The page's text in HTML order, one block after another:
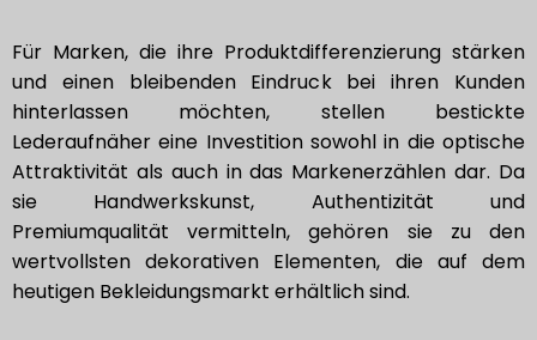
Für Marken, die ihre Produktdifferenzierung stärken
und einen bleibenden Eindruck bei ihren Kunden
hinterlassen möchten, stellen bestickte
Lederaufnäher eine Investition sowohl in die optische
Attraktivität als auch in das Markenerzählen dar. Da
sie Handwerkskunst, Authentizität und
Premiumqualität vermitteln, gehören sie zu den
wertvollsten dekorativen Elementen, die auf dem
heutigen Bekleidungsmarkt erhältlich sind.